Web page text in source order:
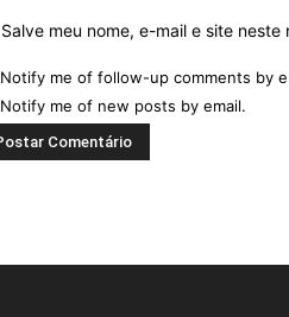
Salve meu nome, e-mail e site
Notify me of follow-up comments by
Notify me of new posts by email.